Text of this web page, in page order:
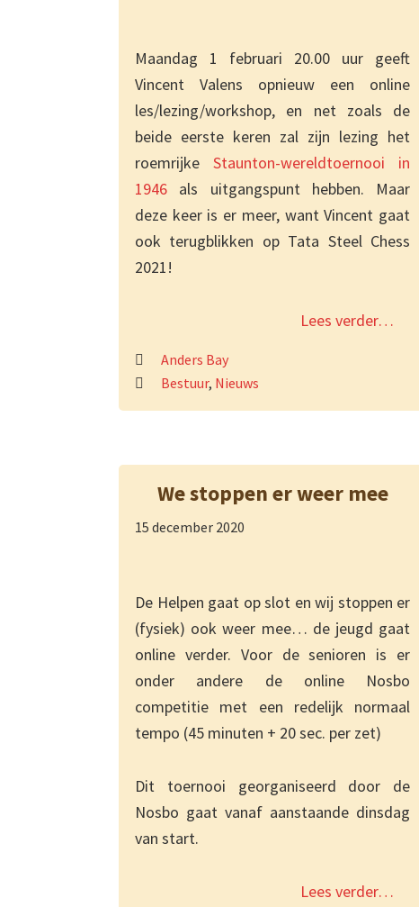
Maandag 1 februari 20.00 uur geeft
Vincent Valens opnieuw een online
les/lezing/workshop, en net zoals de
beide eerste keren zal zijn lezing het
roemrijke Staunton-wereldtoernooi in
1946 als uitgangspunt hebben. Maar
deze keer is er meer, want Vincent gaat
ook terugblikken op Tata Steel Chess
2021!
Lees verder…
Anders Bay
Bestuur, Nieuws
We stoppen er weer mee
15 december 2020
De Helpen gaat op slot en wij stoppen er
(fysiek) ook weer mee… de jeugd gaat
online verder. Voor de senioren is er
onder andere de online Nosbo
competitie met een redelijk normaal
tempo (45 minuten + 20 sec. per zet)
Dit toernooi georganiseerd door de
Nosbo gaat vanaf aanstaande dinsdag
van start.
Lees verder…